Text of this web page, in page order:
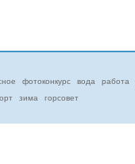
фотоконкурс вода работа
зима горсовет